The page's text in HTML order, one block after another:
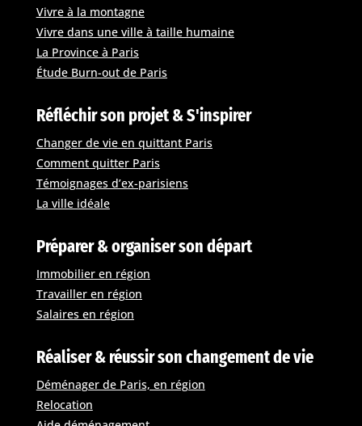
Vivre à la montagne
Vivre dans une ville à taille humaine
La Province à Paris
Étude Burn-out de Paris
Réfléchir son projet & S'inspirer
Changer de vie en quittant Paris
Comment quitter Paris
Témoignages d’ex-parisiens
La ville idéale
Préparer & organiser son départ
Immobilier en région
Travailler en région
Salaires en région
Réaliser & réussir son changement de vie
Déménager de Paris, en région
Relocation